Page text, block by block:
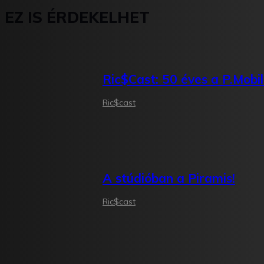
EZ IS ÉRDEKELHET
Ric$Cast: 50 éves a
Ric$cast
A stúdióban a Piramis!
Ric$cast